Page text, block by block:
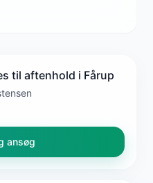
til aftenhold i Fårup
ansøg